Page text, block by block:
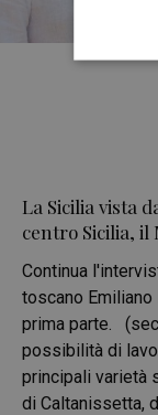
La Sicilia vista
centro Sicilia, il
Continua
toscano
prima parte.
possibilità di
principali varietà
di Caltanissetta,